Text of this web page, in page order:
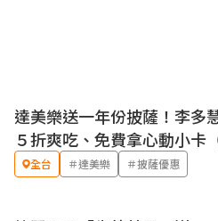
優惠
達美樂送一年份披薩！李多
５折爽吃、免費拿心動小卡
全台 ＃達美樂 ＃披薩優惠